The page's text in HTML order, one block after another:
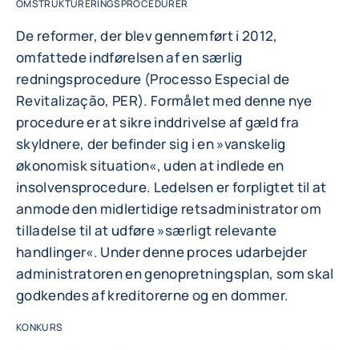
OMSTRUKTURERINGSPROCEDURER
De reformer, der blev gennemført i 2012,
omfattede indførelsen af en særlig
redningsprocedure (Processo Especial de
Revitalização, PER). Formålet med denne nye
procedure er at sikre inddrivelse af gæld fra
skyldnere, der befinder sig i en »vanskelig
økonomisk situation«, uden at indlede en
insolvensprocedure. Ledelsen er forpligtet til at
anmode den midlertidige retsadministrator om
tilladelse til at udføre »særligt relevante
handlinger«. Under denne proces udarbejder
administratoren en genopretningsplan, som skal
godkendes af kreditorerne og en dommer.
KONKURS